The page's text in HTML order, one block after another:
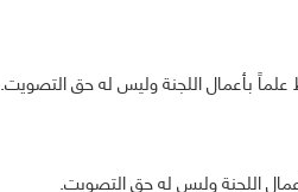
علماً بأعمال اللجنة وليس له حق التصويت.
اللجنة وليس له حق التصويت.